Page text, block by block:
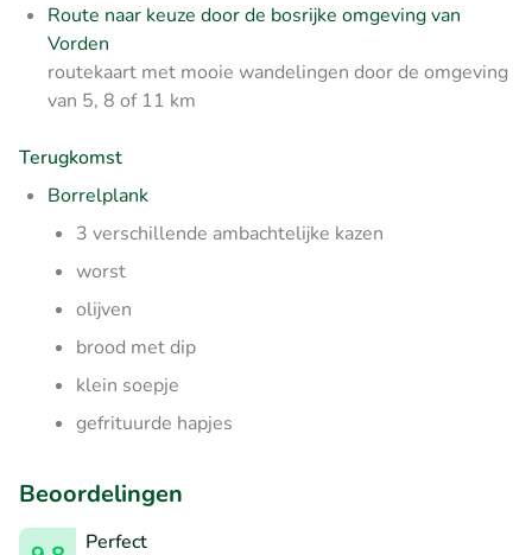
Route naar keuze door de bosrijke omgeving van
Vorden
routekaart met mooie wandelingen door de omgeving
van 5, 8 of 11 km
Terugkomst
Borrelplank
3 verschillende ambachtelijke kazen
worst
olijven
brood met dip
klein soepje
gefrituurde hapjes
Beoordelingen
Perfect